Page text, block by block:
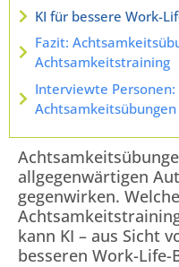
KI für bessere Work-
Fazit:
Achtsamkeitstraining
Interviewte
Achtsamkeitsübungen
allgegenwärtigen
gegenwirken.
kann KI – aus Sicht
besseren Work-Life-